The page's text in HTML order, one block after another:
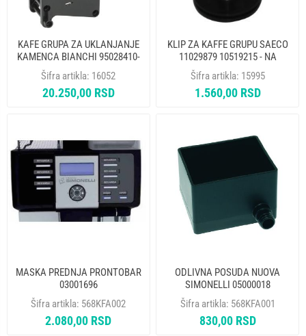
KAFE GRUPA ZA UKLANJANJE
KAMENCA BIANCHI 95028410-
02M09 10530331 - NA
Šifra artikla: 16052
20.250,00 RSD
KLIP ZA KAFFE GRUPU SAECO
11029879 10519215 - NA
Šifra artikla: 15995
1.560,00 RSD
MASKA PREDNJA PRONTOBAR
03001696
Šifra artikla: 568KFA002
2.080,00 RSD
ODLIVNA POSUDA NUOVA
SIMONELLI 05000018
Šifra artikla: 568KFA001
830,00 RSD